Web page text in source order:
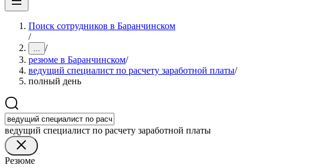
Поиск сотрудников в Баранчинском
/
... /
резюме в Баранчинском/
ведущий специалист по расчету заработной платы/
полный день
ведущий специалист по расчету заработной платы
Резюме